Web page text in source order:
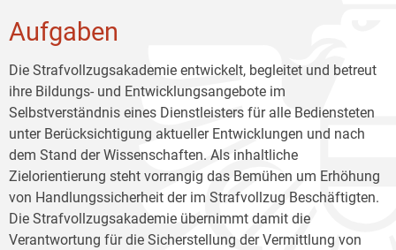
Aufgaben
Die Strafvollzugsakademie entwickelt, begleitet und betreut
ihre Bildungs- und Entwicklungsangebote im
Selbstverständnis eines Dienstleisters für alle Bediensteten
unter Berücksichtigung aktueller Entwicklungen und nach
dem Stand der Wissenschaften. Als inhaltliche
Zielorientierung steht vorrangig das Bemühen um Erhöhung
von Handlungssicherheit der im Strafvollzug Beschäftigten.
Die Strafvollzugsakademie übernimmt damit die
Verantwortung für die Sicherstellung der Vermittlung von